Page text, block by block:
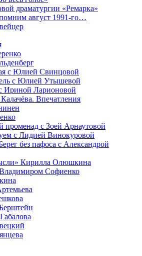
драматургии «Ремарка»
август 1991-го…
с Юлией Свинцовой
с Юлией Утышевой
Ириной Ларионовой
Впечатления
променад с Зоей Арнаутовой
с Лидией Винокуровой
без пафоса с Александрой
Кирилла Олюшкина
Владимиром Софиенко